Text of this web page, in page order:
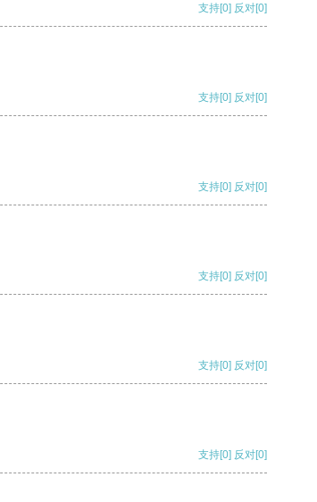
支持[0] 反对[0]
支持[0] 反对[0]
支持[0] 反对[0]
支持[0] 反对[0]
支持[0] 反对[0]
支持[0] 反对[0]